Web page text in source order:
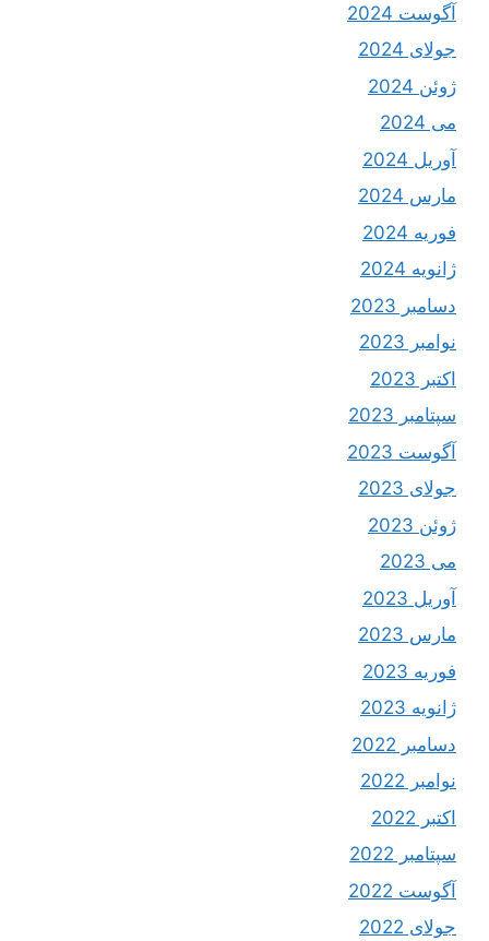
آگوست 2024
جولای 2024
ژوئن 2024
می 2024
آوریل 2024
مارس 2024
فوریه 2024
ژانویه 2024
دسامبر 2023
نوامبر 2023
اکتبر 2023
سپتامبر 2023
آگوست 2023
جولای 2023
ژوئن 2023
می 2023
آوریل 2023
مارس 2023
فوریه 2023
ژانویه 2023
دسامبر 2022
نوامبر 2022
اکتبر 2022
سپتامبر 2022
آگوست 2022
جولای 2022